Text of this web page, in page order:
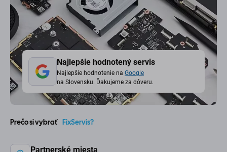
Najlepšie hodnotený servis
Najlepšie hodnotenie na Google
na Slovensku. Ďakujeme za dôveru.
Prečo si vybrať FixServis?
Partnerské miesta